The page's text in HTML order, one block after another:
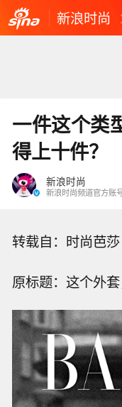
新浪时尚
一件这个类
得上十件？
新浪时尚
新浪时尚频道官方账
转载自：时尚芭莎
原标题：这个外